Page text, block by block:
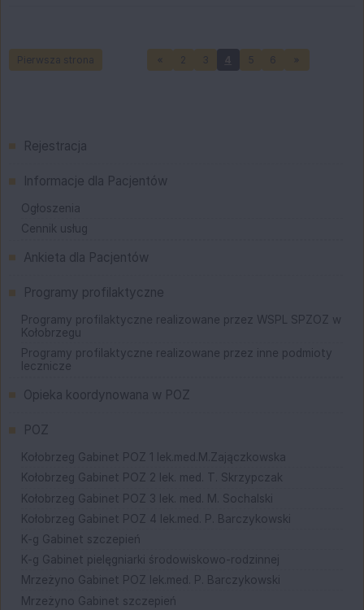
Pierwsza strona 2 3 5 6
Menu główne
Rejestracja
Informacje dla Pacjentów
Ogłoszenia
Cennik usług
Ankieta dla Pacjentów
Programy profilaktyczne
Programy profilaktyczne realizowane przez WSPL SPZOZ w
Kołobrzegu
Programy profilaktyczne realizowane przez inne podmioty
lecznicze
Opieka koordynowana w POZ
POZ
Kołobrzeg Gabinet POZ 1 lek.med.M.Zajączkowska
Kołobrzeg Gabinet POZ 2 lek. med. T. Skrzypczak
Kołobrzeg Gabinet POZ 3 lek. med. M. Sochalski
Kołobrzeg Gabinet POZ 4 lek.med. P. Barczykowski
K-g Gabinet szczepień
K-g Gabinet pielęgniarki środowiskowo-rodzinnej
Mrzeżyno Gabinet POZ lek.med. P. Barczykowski
Mrzeżyno Gabinet szczepień